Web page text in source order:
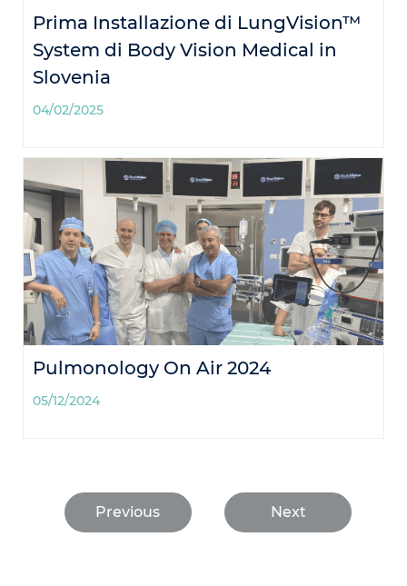
Prima Installazione di LungVision™
System di Body Vision Medical in
Slovenia
04/02/2025
Pulmonology On Air 2024
05/12/2024
Previous Next